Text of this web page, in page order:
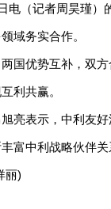
电（记者周昊瑾
域务实合作。
国优势互补，双
利共赢。
亮表示，中利友
富中利战略伙伴关
丽)